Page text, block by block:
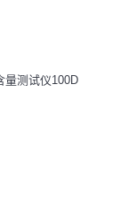
量测试仪100D